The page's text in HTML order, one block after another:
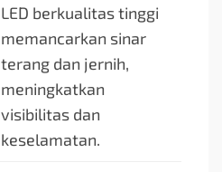
LED berkualitas tinggi
memancarkan sinar
terang dan jernih,
meningkatkan
visibilitas dan
keselamatan.